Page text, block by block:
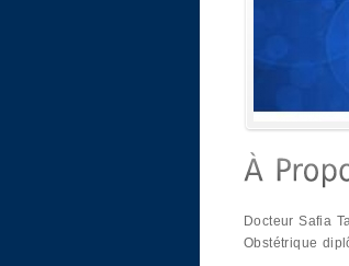
Docteur Safia
Obstétrique